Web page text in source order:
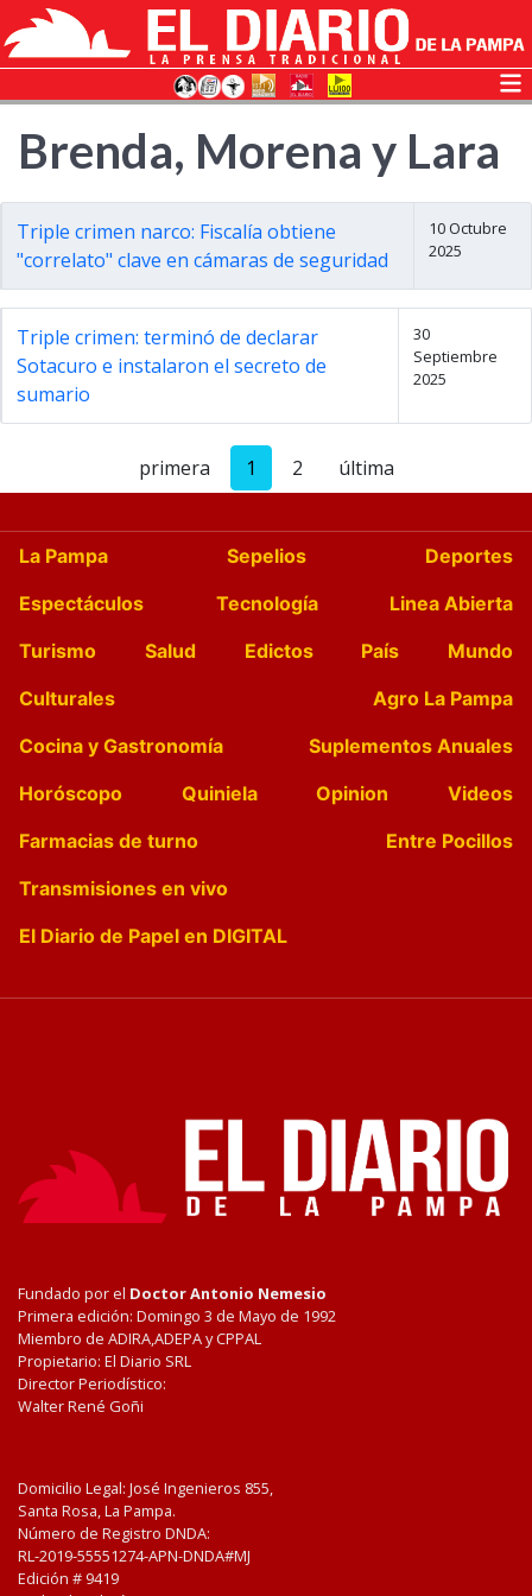
Brenda, Morena y Lara
Triple crimen narco: Fiscalía obtiene
"correlato" clave en cámaras de seguridad
10 Octubre
2025
Triple crimen: terminó de declarar
Sotacuro e instalaron el secreto de
sumario
30
Septiembre
2025
primera 1 2 última
La Pampa Sepelios
Deportes
Espectáculos
Tecnología
Linea Abierta
Turismo
Salud Edictos País
Mundo
Culturales
Agro La Pampa
Cocina y Gastronomía
Suplementos Anuales
Horóscopo
Quiniela Opinion
Videos
Farmacias de turno
Entre Pocillos
Transmisiones en vivo
El Diario de Papel en DIGITAL
Fundado por el Doctor Antonio Nemesio
Primera edición: Domingo 3 de Mayo de 1992
Miembro de ADIRA,ADEPA y CPPAL
Propietario: El Diario SRL
Director Periodístico:
Walter René Goñi
Domicilio Legal: José Ingenieros 855,
Santa Rosa, La Pampa.
Número de Registro DNDA:
RL-2019-55551274-APN-DNDA#MJ
Edición # 9419